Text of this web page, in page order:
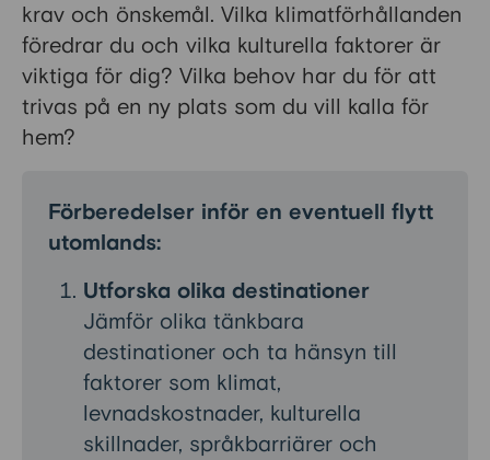
krav och önskemål. Vilka klimatförhållanden
föredrar du och vilka kulturella faktorer är
viktiga för dig? Vilka behov har du för att
trivas på en ny plats som du vill kalla för
hem?
Förberedelser inför en eventuell flytt
utomlands:
Utforska olika destinationer
Jämför olika tänkbara
destinationer och ta hänsyn till
faktorer som klimat,
levnadskostnader, kulturella
skillnader, språkbarriärer och